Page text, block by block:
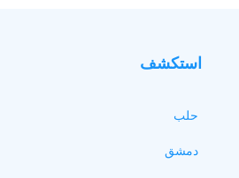
استكشف
حلب
دمشق